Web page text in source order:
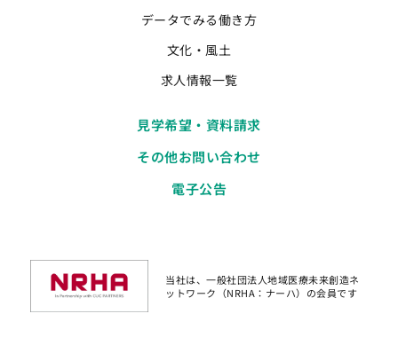
データでみる働き方
文化・風土
求人情報一覧
見学希望・資料請求
その他お問い合わせ
電子公告
当社は、一般社団法人地域医療未来創造ネ
ットワーク（NRHA：ナーハ）の会員です